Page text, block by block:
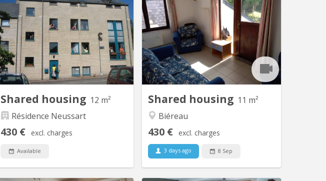
Shared housing 12 m²
Résidence Neussart
430 € excl. charges
Available
Qu’est-ce que Neussart ? Une autre
façon de loger à Louvain-la-Neuve.
Dans la tradition du collège anglais,
nous proposons un cadre de vie
universitaire au sens large, dans une
ambiance d’amitié, d’entraide et de
bonne humeur ! La demi-pension
comprenant le petit déjeuner, le goûter
Shared housing 11 m²
Biéreau
430 € excl. charges
3 days ago 8 Sep
Vidéo disponible ici ! Agréable maison
communautaire de 6 étudiant(e)s,
située à Vieusart, juste en périphérie
de Louvain-la-Neuve Domiciliation
possible. Non-fumeur. Wifi gratuit.
Quartier vert et calme : 32 rue de
Mèves, 1325 Corroy-le-Grand. A
partager : cuisine équipée (4 taques...